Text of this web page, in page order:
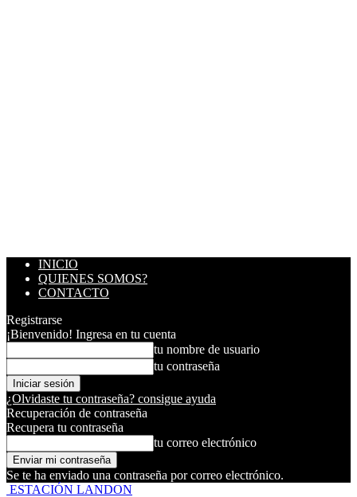
INICIO
QUIENES SOMOS?
CONTACTO
Registrarse
¡Bienvenido! Ingresa en tu cuenta
tu nombre de usuario
tu contraseña
¿Olvidaste tu contraseña? consigue ayuda
Recuperación de contraseña
Recupera tu contraseña
tu correo electrónico
Se te ha enviado una contraseña por correo electrónico.
ESTACIÓN LANDON